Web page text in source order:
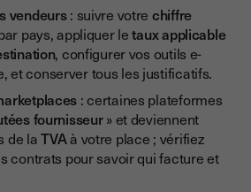
au cadre européen
clairs en cas de contrôle
et intégration à vos outils
vendeurs: suivre votre chiffre
pays, appliquer letaux applicable
, configurer vos outils e-
et conserver tous les justificatifs.
: certaines plateformes
fournisseur» et deviennent
de laTVAà votre place ; vérifiez
contrats pour savoir qui facture et